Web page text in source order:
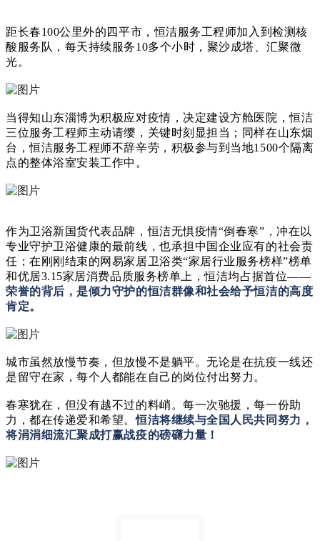
距长春100公里外的四平市，恒洁服务工程师加入到检测核
酸服务队，每天持续服务10多个小时，聚沙成塔、汇聚微
光。
当得知山东淄博为积极应对疫情，决定建设方舱医院，恒洁
三位服务工程师主动请缨，关键时刻显担当；同样在山东烟
台，恒洁服务工程师不辞辛劳，积极参与到当地1500个隔离
点的整体浴室安装工作中。
作为卫浴新国货代表品牌 ，恒洁无惧疫情“倒春寒” ，冲在以
专业守护卫浴健康的最前线，也承担中国企业应有的社会责
任 ；在刚刚结束的网易家居卫浴类“家居行业服务榜样”榜单
和优居3.15家居消费品质服务榜单上，恒洁均占据首位——
荣誉的背后，是倾力守护的恒洁群像和社会给予恒洁的高度
肯定。
城市虽然放慢节奏 ，但放慢不是躺平。无论是在抗疫一线还
是留守在家，每个人都能在自己的岗位付出努力。
春寒犹在，但没有越不过的料峭。每一次驰援，每一份助
力 ，都在传递爱和希望。恒洁将继续与全国人民共同努力，
将涓涓细流汇聚成打赢战疫的磅礴力量 ！